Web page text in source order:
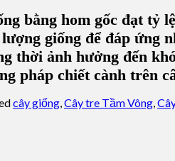
bằng hom gốc đạt tỷ
giống để đáp
thời ảnh hưởng đến
pháp chiết cành trên
cây giống,Cây tre Tầm Vông,